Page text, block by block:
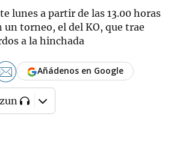
lunes a partir de las 13.00 horas
un torneo, el del KO, que trae
a la hinchada
Añádenos en Google